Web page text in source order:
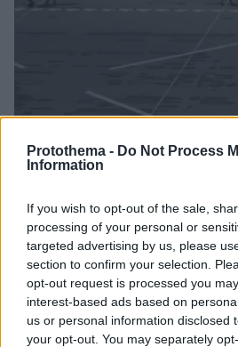
Protothema - Do Not Process
Information
If you wish to opt-out of the sale,
processing of your personal or
targeted advertising by us, please
section to confirm your selection.
opt-out request is processed you
interest-based ads based on
us or personal information disclosed
your opt-out. You may separately
Αμερικανικές δυνάμεις
Ινδο-Ειρηνικό που συνδέεται με
Δεν σημειώθηκε κάποιο
«επίσκεψη» των Αμερικανών
βρίσκεται υπό καθεστώς
τάνκερ, που έχει πλεύσει υπό